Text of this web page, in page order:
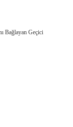
Bağlayan Geçici